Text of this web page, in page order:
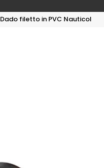
Dado filetto in PVC Nauticol